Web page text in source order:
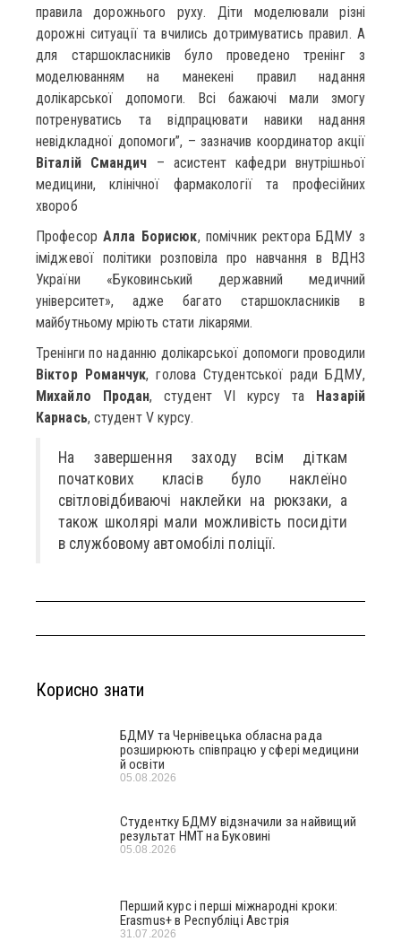
правила дорожнього руху. Діти моделювали різні
дорожні ситуації та вчились дотримуватись правил. А
для старшокласників було проведено тренінг з
моделюванням на манекені правил надання
долікарської допомоги. Всі бажаючі мали змогу
потренуватись та відпрацювати навики надання
невідкладної допомоги”, – зазначив координатор акції
Віталій Смандич – асистент кафедри внутрішньої
медицини, клінічної фармакології та професійних
хвороб
ПрофесорАлла Борисюк, помічник ректора БДМУ з
іміджевої політики розповіла про навчання в ВДНЗ
України «Буковинський державний медичний
університет», адже багато старшокласників в
майбутньому мріють стати лікарями.
Тренінги по наданню долікарської допомоги проводили
Віктор Романчук, голова Студентської ради БДМУ,
Михайло Продан, студент VI курсу та Назарій
Карнась, студент V курсу.
На завершення заходу всім діткам
початкових класів було наклеїно
світловідбиваючі наклейки на рюкзаки, а
також школярі мали можливість посидіти
в службовому автомобілі поліції.
Корисно знати
БДМУ та Чернівецька обласна рада
розширюють співпрацю у сфері медицини
й освіти
05.08.2026
Студентку БДМУ відзначили за найвищий
результат НМТ на Буковині
05.08.2026
Перший курс і перші міжнародні кроки:
Erasmus+ в Республіці Австрія
31.07.2026